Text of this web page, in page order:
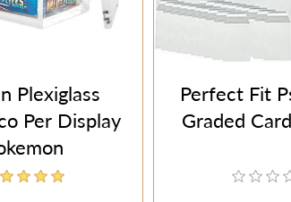
Plexiglass
Per Display
Perfect Fit
Graded